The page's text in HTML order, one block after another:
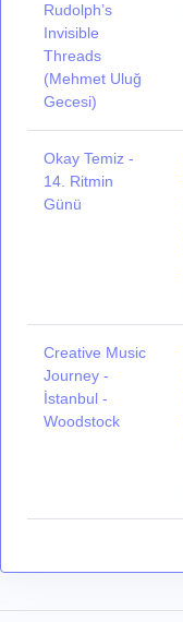
Rudolph’s
Invisible
Threads
(Mehmet Uluğ
Gecesi)
Okay Temiz -
14. Ritmin
Günü
Creative Music
Journey -
İstanbul -
Woodstock